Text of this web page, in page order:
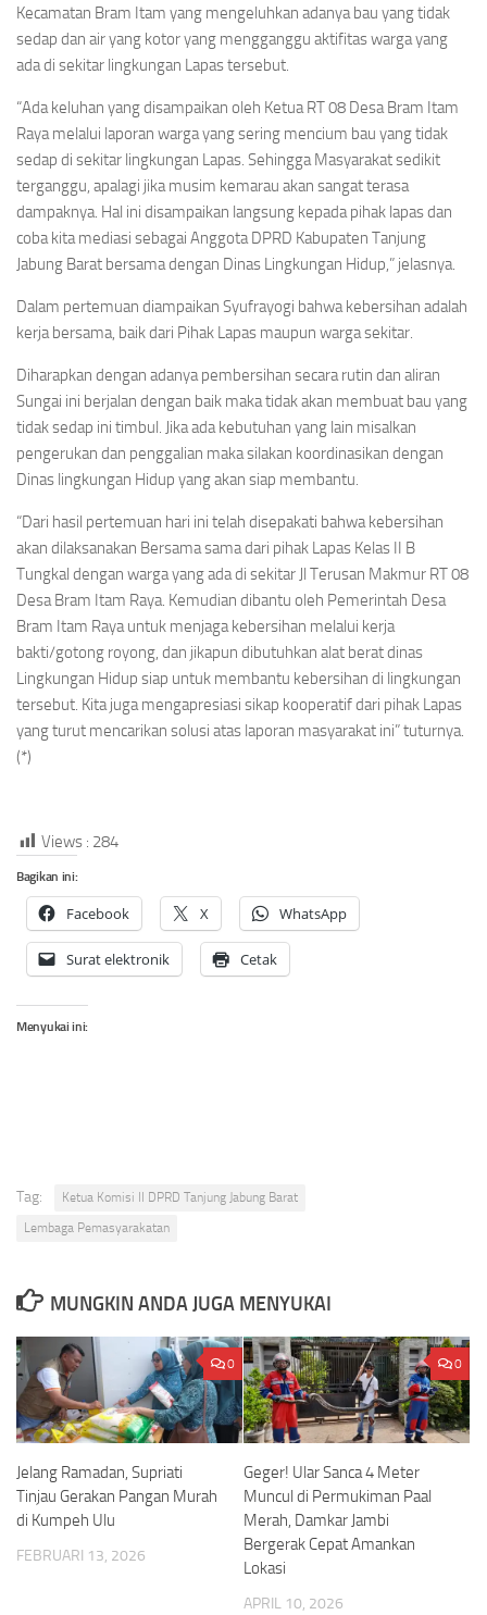
Kecamatan Bram Itam yang mengeluhkan adanya bau yang tidak
sedap dan air yang kotor yang mengganggu aktifitas warga yang
ada di sekitar lingkungan Lapas tersebut.
“Ada keluhan yang disampaikan oleh Ketua RT 08 Desa Bram Itam
Raya melalui laporan warga yang sering mencium bau yang tidak
sedap di sekitar lingkungan Lapas. Sehingga Masyarakat sedikit
terganggu, apalagi jika musim kemarau akan sangat terasa
dampaknya. Hal ini disampaikan langsung kepada pihak lapas dan
coba kita mediasi sebagai Anggota DPRD Kabupaten Tanjung
Jabung Barat bersama dengan Dinas Lingkungan Hidup,” jelasnya.
Dalam pertemuan diampaikan Syufrayogi bahwa kebersihan adalah
kerja bersama, baik dari Pihak Lapas maupun warga sekitar.
Diharapkan dengan adanya pembersihan secara rutin dan aliran
Sungai ini berjalan dengan baik maka tidak akan membuat bau yang
tidak sedap ini timbul. Jika ada kebutuhan yang lain misalkan
pengerukan dan penggalian maka silakan koordinasikan dengan
Dinas lingkungan Hidup yang akan siap membantu.
“Dari hasil pertemuan hari ini telah disepakati bahwa kebersihan
akan dilaksanakan Bersama sama dari pihak Lapas Kelas II B
Tungkal dengan warga yang ada di sekitar Jl Terusan Makmur RT 08
Desa Bram Itam Raya. Kemudian dibantu oleh Pemerintah Desa
Bram Itam Raya untuk menjaga kebersihan melalui kerja
bakti/gotong royong, dan jikapun dibutuhkan alat berat dinas
Lingkungan Hidup siap untuk membantu kebersihan di lingkungan
tersebut. Kita juga mengapresiasi sikap kooperatif dari pihak Lapas
yang turut mencarikan solusi atas laporan masyarakat ini” tuturnya.
(*)
Views : 284
Bagikan ini:
Facebook X WhatsApp
Surat elektronik Cetak
Menyukai ini:
Tag:
Ketua Komisi II DPRD Tanjung Jabung Barat
Lembaga Pemasyarakatan
MUNGKIN ANDA JUGA MENYUKAI
0
Jelang Ramadan, Supriati
Tinjau Gerakan Pangan Murah
di Kumpeh Ulu
FEBRUARI 13, 2026
0
Geger! Ular Sanca 4 Meter
Muncul di Permukiman Paal
Merah, Damkar Jambi
Bergerak Cepat Amankan
Lokasi
APRIL 10, 2026